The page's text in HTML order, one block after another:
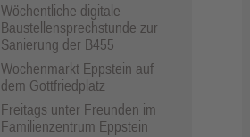
Wöchentliche digitale
Baustellensprechstunde zur
Sanierung der B455
Wochenmarkt Eppstein auf
dem Gottfriedplatz
Freitags unter Freunden im
Familienzentrum Eppstein